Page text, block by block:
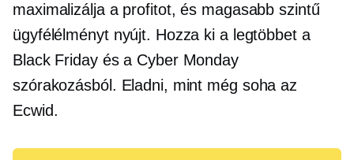
maximalizálja a profitot, és magasabb szintű
ügyfélélményt nyújt. Hozza ki a legtöbbet a
Black Friday és a Cyber ​​Monday
szórakozásból. Eladni, mint még soha az
Ecwid.